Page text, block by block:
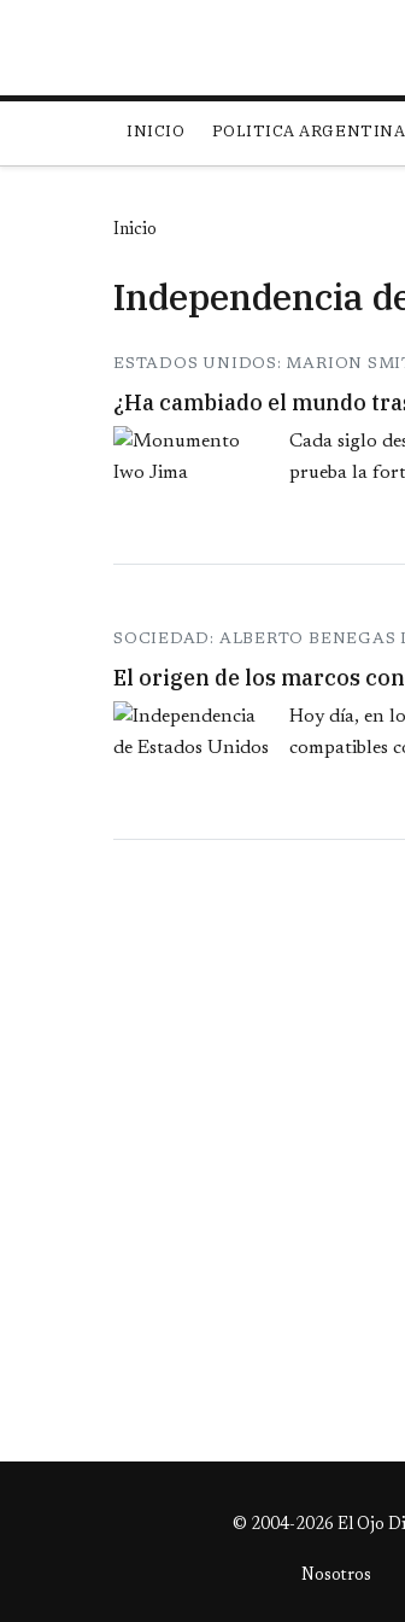
INICIO POLITICA ARGENTINA
Inicio
Independencia
ESTADOS UNIDOS: MARION
¿Ha cambiado el mundo
Cada siglo
prueba la
SOCIEDAD: ALBERTO BENEGAS
El origen de los marcos
Hoy día, en
compatibles
© 2004-2026 El Ojo
Nosotros